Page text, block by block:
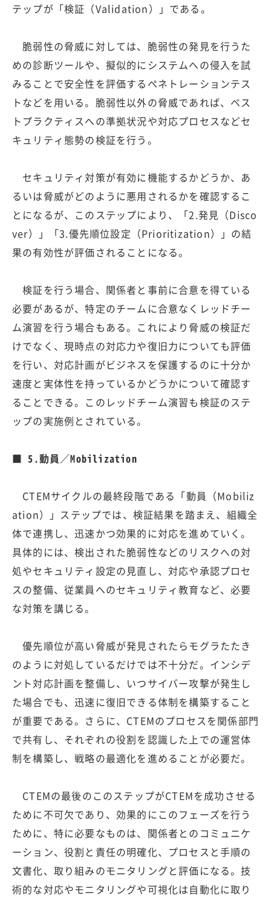
テップが「検証（Validation）」である。
脆弱性の脅威に対しては、脆弱性の発見を行うた
めの診断ツールや、擬似的にシステムへの侵入を試
みることで安全性を評価するペネトレーションテス
トなどを用いる。脆弱性以外の脅威であれば、ベス
トプラクティスへの準拠状況や対応プロセスなどセ
キュリティ態勢の検証を行う。
セキュリティ対策が有効に機能するかどうか、あ
るいは脅威がどのように悪用されるかを確認するこ
とになるが、このステップにより、「2.発見（Disco
ver）」「3.優先順位設定（Prioritization）」の結
果の有効性が評価されることになる。
検証を行う場合、関係者と事前に合意を得ている
必要があるが、特定のチームに合意なくレッドチー
ム演習を行う場合もある。これにより脅威の検証だ
けでなく、現時点の対応力や復旧力についても評価
を行い、対応計画がビジネスを保護するのに十分か
速度と実体性を持っているかどうかについて確認す
ることできる。このレッドチーム演習も検証のステ
ップの実施例とされている。
■ 5.動員／Mobilization
CTEMサイクルの最終段階である「動員（Mobiliz
ation）」ステップでは、検証結果を踏まえ、組織全
体で連携し、迅速かつ効果的に対応を進めていく。
具体的には、検出された脆弱性などのリスクへの対
処やセキュリティ設定の見直し、対応や承認プロセ
スの整備、従業員へのセキュリティ教育など、必要
な対策を講じる。
優先順位が高い脅威が発見されたらモグラたたき
のように対処しているだけでは不十分だ。インシデ
ント対応計画を整備し、いつサイバー攻撃が発生し
た場合でも、迅速に復旧できる体制を構築すること
が重要である。さらに、CTEMのプロセスを関係部門
で共有し、それぞれの役割を認識した上での運営体
制を構築し、戦略の最適化を進めることが必要だ。
CTEMの最後のこのステップがCTEMを成功させる
ために不可欠であり、効果的にこのフェーズを行う
ために、特に必要なものは、関係者とのコミュニケ
ーション、役割と責任の明確化、プロセスと手順の
文書化、取り組みのモニタリングと評価になる。技
術的な対応やモニタリングや可視化は自動化に取り